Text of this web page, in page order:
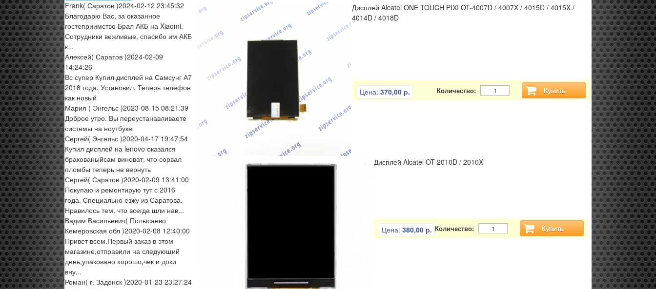
Frank( Саратов )2024-02-12 23:45:32
Благодарю Вас, за оказанное
гостеприимство Брал АКБ на Xiaomi.
Сотрудники вежливые, спасибо им АКБ
к...
Алексей( Саратов )2024-02-09
14:24:26
Вс супер Купил дисплей на Самсунг А7
2018 года. Установил. Теперь телефон
как новый
Мария ( Энгельс )2023-08-15 08:21:39
Доброе утро. Вы переустанавливаете
системы на ноутбуке
Сергей( Энгельс )2020-04-17 19:47:54
Купил дисплей на lenovo оказался
бракованыйсам виноват, что сорвал
пломбы теперь не вернуть
Сергей( Саратов )2020-02-09 13:41:00
Покупаю и ремонтирую тут с 2016
года. Специально езжу из Саратова.
Нравилось тем, что всегда шли нав...
Вадим Васильевич( Полысаево
Кемеровская обл )2020-02-08 12:40:00
Привет всем.Первый заказ в этом
магазине,отправили на следующий
день,упаковано хорошо,чек и доки
вну...
Роман( г. Задонск )2020-01-23 23:27:24
Дисплей Alcatel ONE TOUCH PIXI OT-4007D / 4007X / 4015D / 4015X /
4014D / 4018D
Цена: 370,00 р. Количество: Купить
Дисплей Alcatel OT-2010D / 2010X
Цена: 380,00 р. Количество: Купить